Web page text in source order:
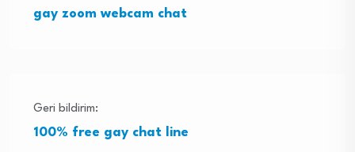
gay zoom webcam chat
Geri bildirim:
100% free gay chat line